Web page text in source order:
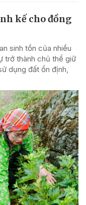
kế cho đồng
sinh tồn của nhiều
trở thành chủ thể giữ
dụng đất ổn định,